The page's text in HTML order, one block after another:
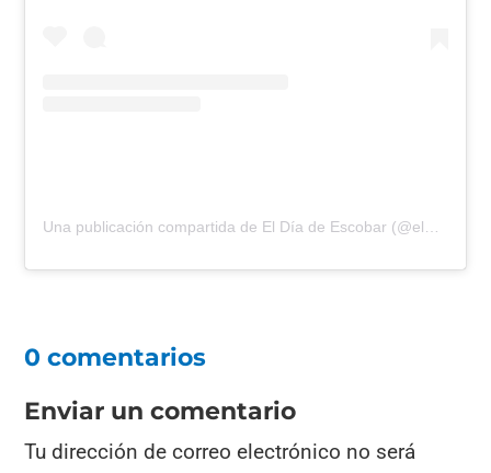
0 comentarios
Enviar un comentario
Tu dirección de correo electrónico no será